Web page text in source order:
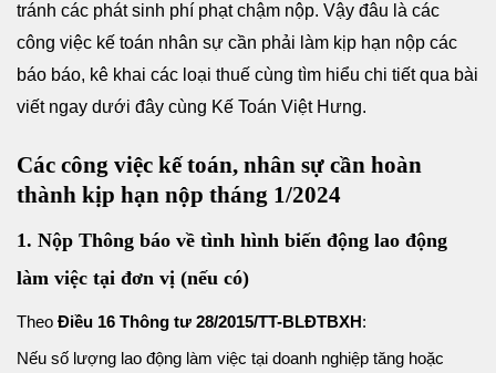
tránh các phát sinh phí phạt chậm nộp. Vậy đâu là các
công việc kế toán nhân sự cần phải làm kịp hạn nộp các
báo báo, kê khai các loại thuế cùng tìm hiểu chi tiết qua bài
viết ngay dưới đây cùng Kế Toán Việt Hưng.
Các công việc kế toán, nhân sự cần hoàn
thành kịp hạn nộp tháng 1/2024
1. Nộp Thông báo về tình hình biến động lao động
làm việc tại đơn vị (nếu có)
Theo Điều 16 Thông tư 28/2015/TT-BLĐTBXH:
Nếu số lượng lao động làm việc tại doanh nghiệp tăng hoặc